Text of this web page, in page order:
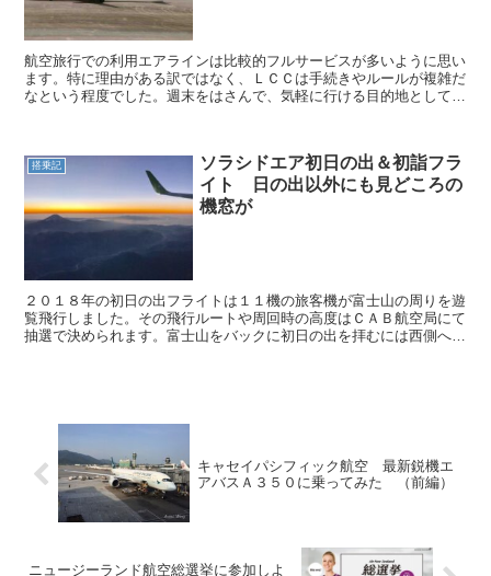
航空旅行での利用エアラインは比較的フルサービスが多いように思い
ます。特に理由がある訳ではなく、ＬＣＣは手続きやルールが複雑だ
なという程度でした。週末をはさんで、気軽に行ける目的地として高
搭乗記
ソラシドエア初日の出＆初詣フラ
イト 日の出以外にも見どころの
機窓が
２０１８年の初日の出フライトは１１機の旅客機が富士山の周りを遊
覧飛行しました。その飛行ルートや周回時の高度はＣＡＢ航空局にて
抽選で決められます。富士山をバックに初日の出を拝むには西側へ行
キャセイパシフィック航空 最新鋭機エ
アバスＡ３５０に乗ってみた （前編）
ニュージーランド航空総選挙に参加しよ